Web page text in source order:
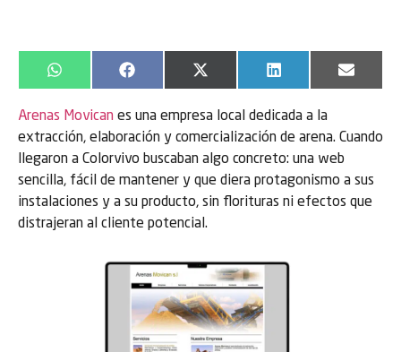
WhatsApp Facebook
X
(Twitter)
LinkedIn Email
Arenas Movican es una empresa local dedicada a la
extracción, elaboración y comercialización de arena. Cuando
llegaron a Colorvivo buscaban algo concreto: una web
sencilla, fácil de mantener y que diera protagonismo a sus
instalaciones y a su producto, sin florituras ni efectos que
distrajeran al cliente potencial.